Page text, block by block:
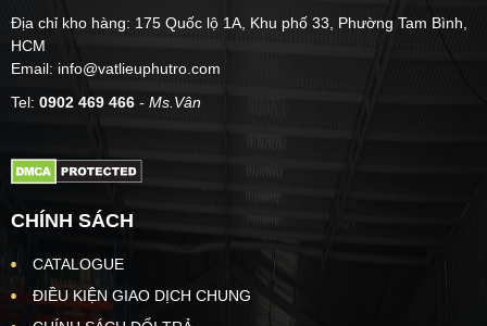
Địa chỉ kho hàng: 175 Quốc lộ 1A, Khu phố 33, Phường Tam Bình,
HCM
Email: info@vatlieuphutro.com
Tel: 0902 469 466 - Ms.Vân
CHÍNH SÁCH
CATALOGUE
ĐIỀU KIỆN GIAO DỊCH CHUNG